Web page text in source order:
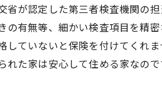
省が認定した第三者検査機関の
の有無等、細かい検査項目を精
ていないと保険を付けてくれま
れた家は安心して住める家なので